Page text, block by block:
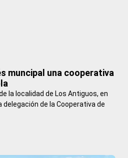
muncipal una cooperativa
la localidad de Los Antiguos, en
de la Cooperativa de